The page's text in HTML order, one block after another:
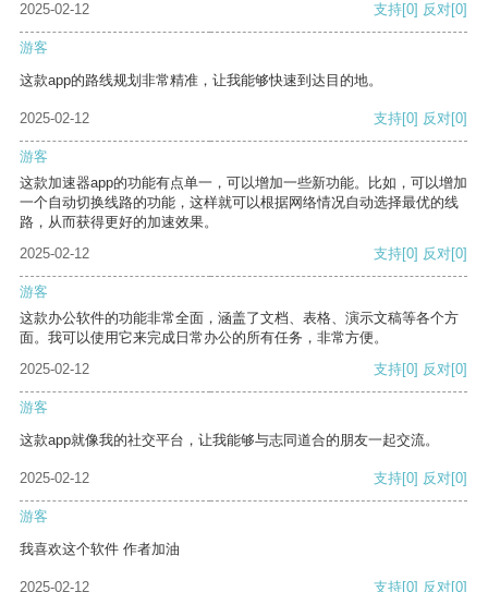
2025-02-12 支持[0] 反对[0]
游客
这款app的路线规划非常精准，让我能够快速到达目的地。
2025-02-12 支持[0] 反对[0]
游客
这款加速器app的功能有点单一，可以增加一些新功能。比如，可以增加
一个自动切换线路的功能，这样就可以根据网络情况自动选择最优的线
路，从而获得更好的加速效果。
2025-02-12
支持[0] 反对[0]
游客
这款办公软件的功能非常全面，涵盖了文档、表格、演示文稿等各个方
面。我可以使用它来完成日常办公的所有任务，非常方便。
2025-02-12
支持[0] 反对[0]
游客
这款app就像我的社交平台，让我能够与志同道合的朋友一起交流。
2025-02-12 支持[0] 反对[0]
游客
我喜欢这个软件 作者加油
2025-02-12 支持[0] 反对[0]